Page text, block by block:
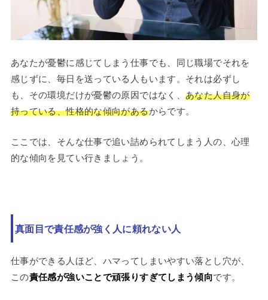
あなたが憂鬱に感じてしまう仕事でも、同じ職場でそれを
感じずに、毎日を送っている人もいます。それは必ずし
も、その環境だけが憂鬱の原因ではなく、あなた人自身が
持っている、性格的な傾向があるからです。
ここでは、そんな仕事で追い詰められてしまう人の、心理
的な傾向を見てい行きましょう。
真面目で責任感が強く人に頼れない人
仕事ができる人ほど、ハマってしまいやすい落とし穴が、
この責任感が強いことで頑張りすぎてしまう傾向です。